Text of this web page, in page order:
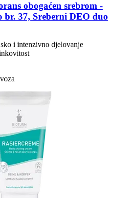
obogaćen srebrom -​
37, Sreberni DEO duo
i intenzivno djelovanje